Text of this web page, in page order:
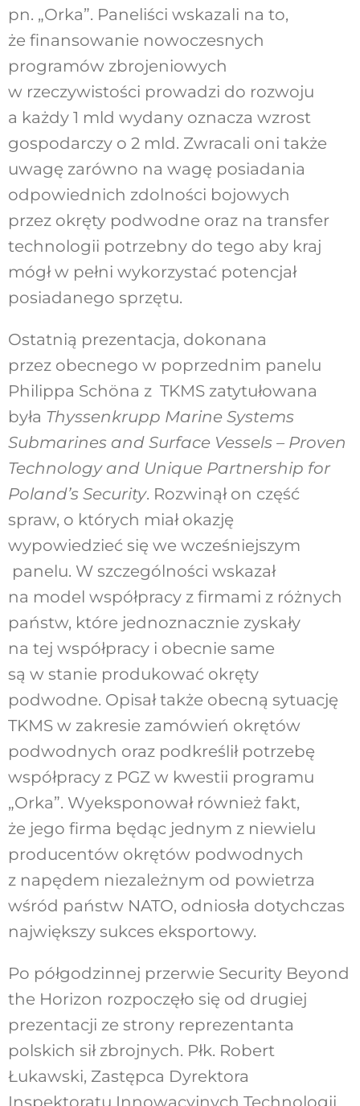
pn. „Orka”. Paneliści wskazali na to,
że finansowanie nowoczesnych
programów zbrojeniowych
w rzeczywistości prowadzi do rozwoju
a każdy 1 mld wydany oznacza wzrost
gospodarczy o 2 mld. Zwracali oni także
uwagę zarówno na wagę posiadania
odpowiednich zdolności bojowych
przez okręty podwodne oraz na transfer
technologii potrzebny do tego aby kraj
mógł w pełni wykorzystać potencjał
posiadanego sprzętu.
Ostatnią prezentacja, dokonana
przez obecnego w poprzednim panelu
Philippa Schöna z TKMS zatytułowana
była Thyssenkrupp Marine Systems
Submarines and Surface Vessels – Proven
Technology and Unique Partnership for
Poland’s Security. Rozwinął on część
spraw, o których miał okazję
wypowiedzieć się we wcześniejszym
panelu. W szczególności wskazał
na model współpracy z firmami z różnych
państw, które jednoznacznie zyskały
na tej współpracy i obecnie same
są w stanie produkować okręty
podwodne. Opisał także obecną sytuację
TKMS w zakresie zamówień okrętów
podwodnych oraz podkreślił potrzebę
współpracy z PGZ w kwestii programu
„Orka”. Wyeksponował również fakt,
że jego firma będąc jednym z niewielu
producentów okrętów podwodnych
z napędem niezależnym od powietrza
wśród państw NATO, odniosła dotychczas
największy sukces eksportowy.
Po półgodzinnej przerwie Security Beyond
the Horizon rozpoczęło się od drugiej
prezentacji ze strony reprezentanta
polskich sił zbrojnych. Płk. Robert
Łukawski, Zastępca Dyrektora